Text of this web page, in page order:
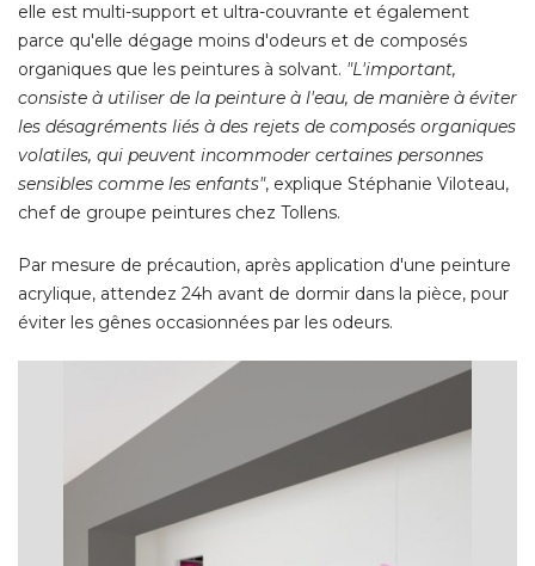
elle est multi-support et ultra-couvrante et également
parce qu'elle dégage moins d'odeurs et de composés
organiques que les peintures à solvant. "L'important,
consiste à utiliser de la peinture à l'eau, de manière à éviter
les désagréments liés à des rejets de composés organiques
volatiles, qui peuvent incommoder certaines personnes
sensibles comme les enfants", explique Stéphanie Viloteau,
chef de groupe peintures chez Tollens.
Par mesure de précaution, après application d'une peinture
acrylique, attendez 24h avant de dormir dans la pièce, pour
éviter les gênes occasionnées par les odeurs.